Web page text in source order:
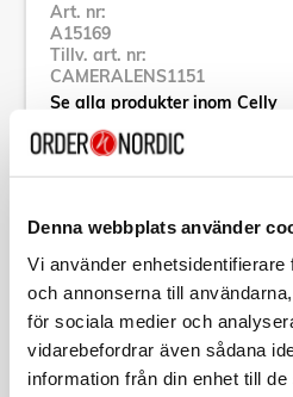
Denna webbplats använder
Vi använder
och annonserna till
för sociala medier och
vidarebefordrar även sådana
information från din enhet till
Art. nr:
A15169
Tillv. art. nr:
CAMERALENS1151
Se alla produkter inom Celly
Beskrivning
Art. nr:A15169
CAMERALENS1151